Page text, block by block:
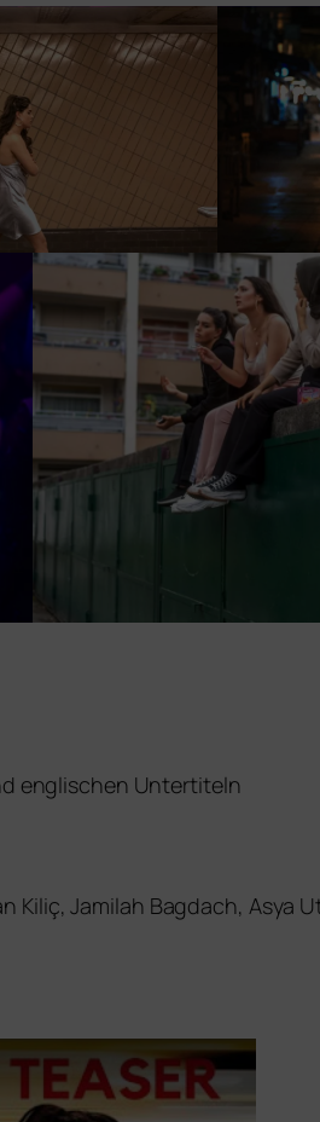
eng­li­schen Untertiteln
Kiliç, Jamilah Bagdach, Asya